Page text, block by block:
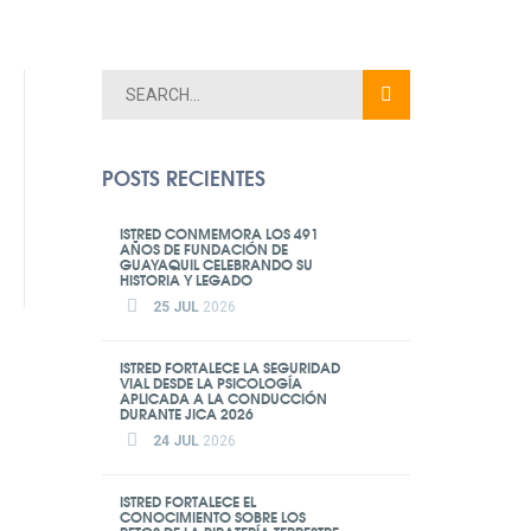
POSTS RECIENTES
ISTRED CONMEMORA LOS 491
AÑOS DE FUNDACIÓN DE
GUAYAQUIL CELEBRANDO SU
HISTORIA Y LEGADO
25 JUL 2026
ISTRED FORTALECE LA SEGURIDAD
VIAL DESDE LA PSICOLOGÍA
APLICADA A LA CONDUCCIÓN
DURANTE JICA 2026
24 JUL 2026
ISTRED FORTALECE EL
CONOCIMIENTO SOBRE LOS